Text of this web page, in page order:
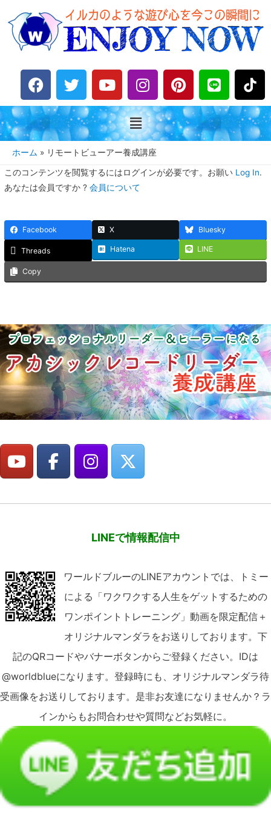
F
a
c
e
b
o
o
k
T
w
i
t
t
e
r
Y
o
u
t
u
b
e
I
n
s
t
a
g
r
a
P
i
n
t
e
e
s
L
i
n
e
ホーム リモートビューアー養成講座
このコンテンツを閲覧するにはログインが必要です。お願い Log In.
あなたは会員ですか ?会員について
Facebook X Bluesky
Threads Hatena LINE
Copy
LINEで情報配信中
ワールドブルーのLINEアカウントでは、トミー
による「ワクワクする人生をゲットするための
ワンポイントトレーニング」動画を限定配信＋
オリジナルマンダラをお送りしております。下
記のQRコードやバナーボタンからご登録ください。IDは
@worldblueになります。登録時にも、オリジナルマンダラ待
受画像をお送りしております。是非お友達になりませんか？ラ
インからもお問合わせや質問などお気軽に。